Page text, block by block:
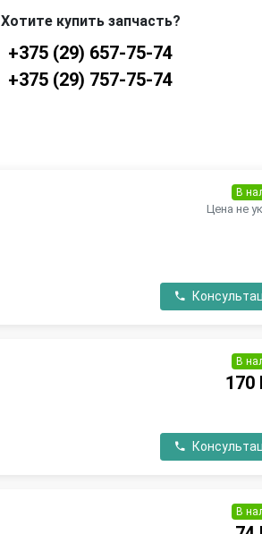
Хотите купить запчасть?
+375 (29) 657-75-74
+375 (29) 757-75-74
В
Цена не
В
170
В